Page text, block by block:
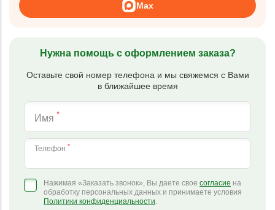
Max
Нужна помощь с оформлением заказа?
Оставьте свой номер телефона и мы свяжемся с Вами
в ближайшее время
Имя *
Телефон *
Нажимая «Заказать звонок», Вы даете свое согласие на
обработку персональных данных и принимаете условия
Политики конфиденциальности.